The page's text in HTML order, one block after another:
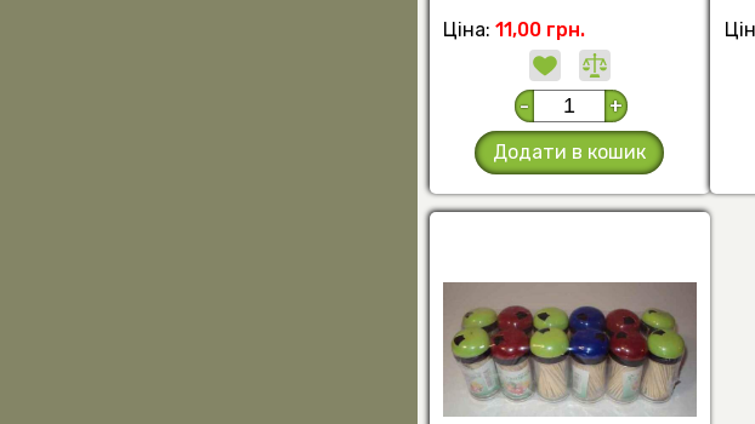
Ціна:11,00 грн.
- +
Додати в кошик